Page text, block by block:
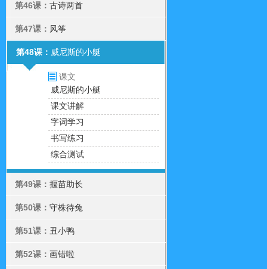
第46课： 古诗两首
第47课： 风筝
第48课： 威尼斯的小艇
课文
威尼斯的小艇
课文讲解
字词学习
书写练习
综合测试
第49课： 揠苗助长
第50课： 守株待兔
第51课： 丑小鸭
第52课： 画错啦